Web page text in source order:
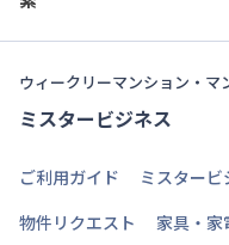
ウィークリーマンション・マ
ミスタービジネス
ご利用ガイド
ミスター
物件リクエスト
家具・家